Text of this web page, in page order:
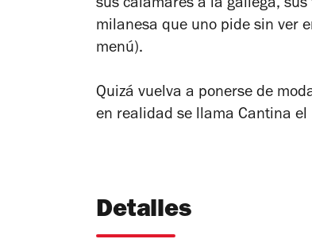
sus calamares a la gallega,
milanesa que uno pide sin ver
menú).
Quizá vuelva a ponerse de
en realidad se llama Cantina el
Detalles